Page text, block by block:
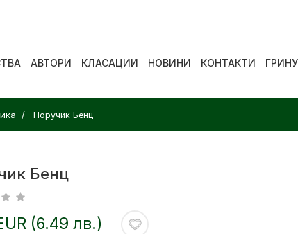
АВТОРИ КЛАСАЦИИ НОВИНИ КОНТАКТИ
Поручик Бенц
Бенц
(6.49 лв.)